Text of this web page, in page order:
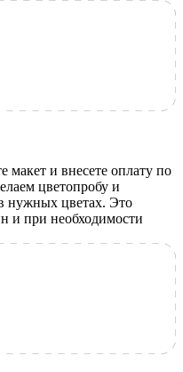
макет и внесете оплату по
цветопробу и
нужных цветах. Это
и при необходимости